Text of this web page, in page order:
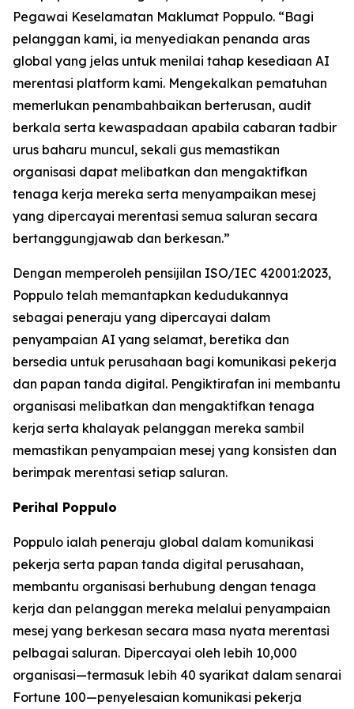
Pegawai Keselamatan Maklumat Poppulo. “Bagi
pelanggan kami, ia menyediakan penanda aras
global yang jelas untuk menilai tahap kesediaan AI
merentasi platform kami. Mengekalkan pematuhan
memerlukan penambahbaikan berterusan, audit
berkala serta kewaspadaan apabila cabaran tadbir
urus baharu muncul, sekali gus memastikan
organisasi dapat melibatkan dan mengaktifkan
tenaga kerja mereka serta menyampaikan mesej
yang dipercayai merentasi semua saluran secara
bertanggungjawab dan berkesan.”
Dengan memperoleh pensijilan ISO/IEC 42001:2023,
Poppulo telah memantapkan kedudukannya
sebagai peneraju yang dipercayai dalam
penyampaian AI yang selamat, beretika dan
bersedia untuk perusahaan bagi komunikasi pekerja
dan papan tanda digital. Pengiktirafan ini membantu
organisasi melibatkan dan mengaktifkan tenaga
kerja serta khalayak pelanggan mereka sambil
memastikan penyampaian mesej yang konsisten dan
berimpak merentasi setiap saluran.
Perihal Poppulo
Poppulo ialah peneraju global dalam komunikasi
pekerja serta papan tanda digital perusahaan,
membantu organisasi berhubung dengan tenaga
kerja dan pelanggan mereka melalui penyampaian
mesej yang berkesan secara masa nyata merentasi
pelbagai saluran. Dipercayai oleh lebih 10,000
organisasi—termasuk lebih 40 syarikat dalam senarai
Fortune 100—penyelesaian komunikasi pekerja